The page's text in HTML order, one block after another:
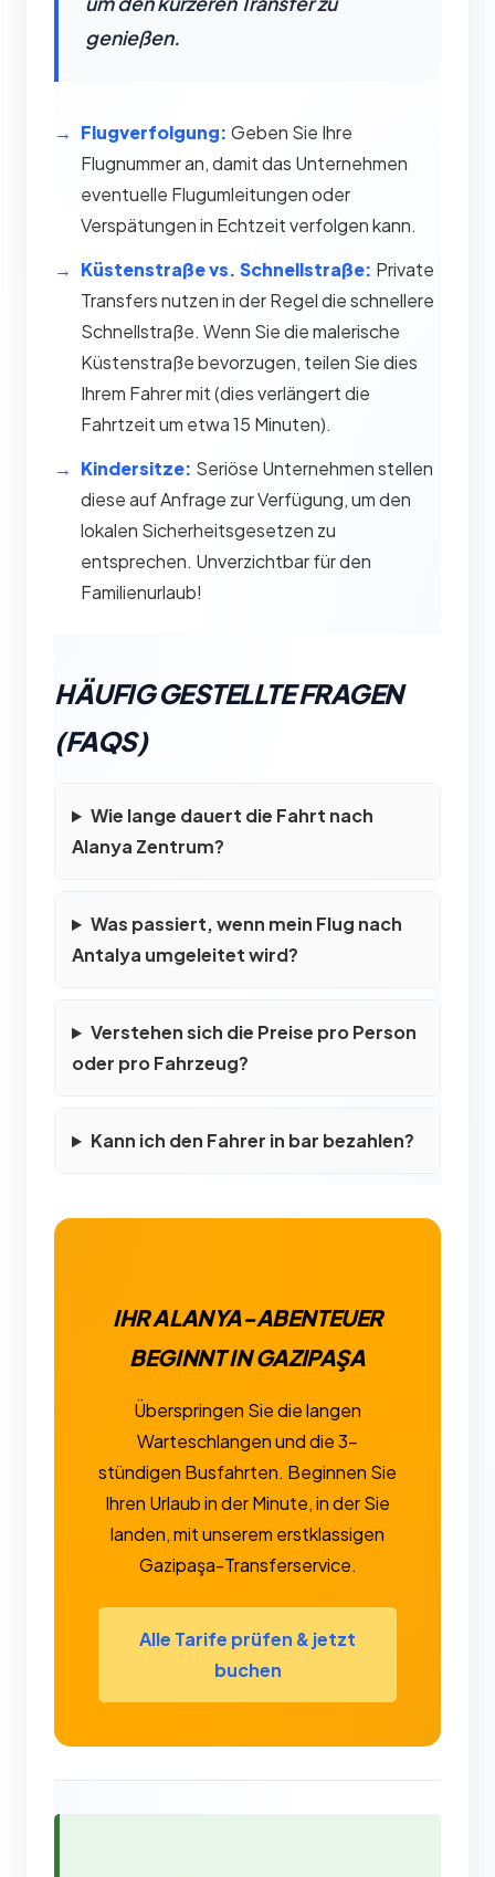
genießen.
Flugverfolgung: Geben Sie Ihre
Flugnummer an, damit das Unternehmen
eventuelle Flugumleitungen oder
Verspätungen in Echtzeit verfolgen kann.
Küstenstraße vs. Schnellstraße: Private
Transfers nutzen in der Regel die schnellere
Schnellstraße. Wenn Sie die malerische
Küstenstraße bevorzugen, teilen Sie dies
Ihrem Fahrer mit (dies verlängert die
Fahrtzeit um etwa 15 Minuten).
Kindersitze: Seriöse Unternehmen stellen
diese auf Anfrage zur Verfügung, um den
lokalen Sicherheitsgesetzen zu
entsprechen. Unverzichtbar für den
Familienurlaub!
HÄUFIG GESTELLTE FRAGEN
(FAQS)
Wie lange dauert die Fahrt nach
Alanya Zentrum?
Was passiert, wenn mein Flug nach
Antalya umgeleitet wird?
Verstehen sich die Preise pro Person
oder pro Fahrzeug?
Kann ich den Fahrer in bar bezahlen?
IHR ALANYA-ABENTEUER
BEGINNT IN GAZIPAŞA
Überspringen Sie die langen
Warteschlangen und die 3-
stündigen Busfahrten. Beginnen Sie
Ihren Urlaub in der Minute, in der Sie
landen, mit unserem erstklassigen
Gazipaşa-Transferservice.
Alle Tarife prüfen & jetzt
buchen